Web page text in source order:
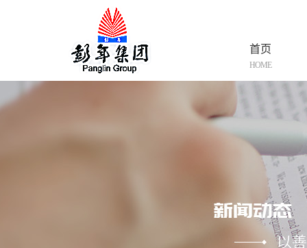
HOME
首页